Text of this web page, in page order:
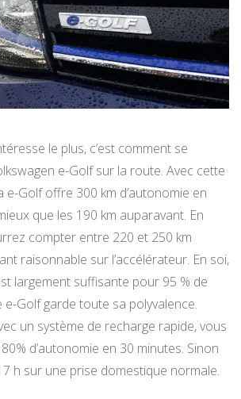
le plus, c’est comment se
e-Golf sur la route. Avec cette
e-Golf offre 300 km d’autonomie en
que les 190 km auparavant. En
compter entre 220 et 250 km
raisonnable sur l’accélérateur. En soi,
largement suffisante pour 95 % de
Golf garde toute sa polyvalence.
un système de recharge rapide, vous
d’autonomie en 30 minutes. Sinon
h sur une prise domestique normale.